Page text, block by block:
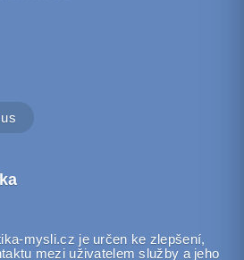
mysli.cz je určen ke zlepšení,
mezi uživatelem služby a jeho